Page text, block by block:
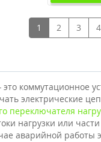
1 2 3 4
коммутационное
электрические
переключателя
нагрузки или
аварийной работы